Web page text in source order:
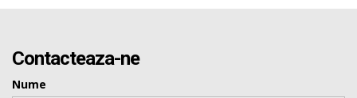
Contacteaza-ne
Nume